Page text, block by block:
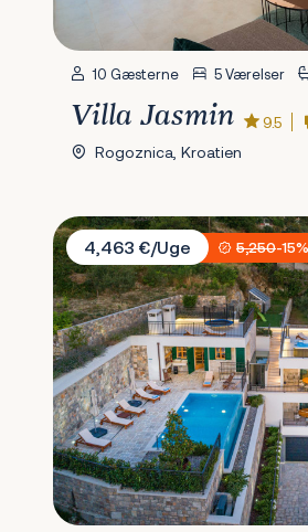
10 Gæsterne 5 Værelser
Villa Jasmin 9.5
Rogoznica, Kroatien
Villa Mladenka
4,463 €/Uge
5,250-15%